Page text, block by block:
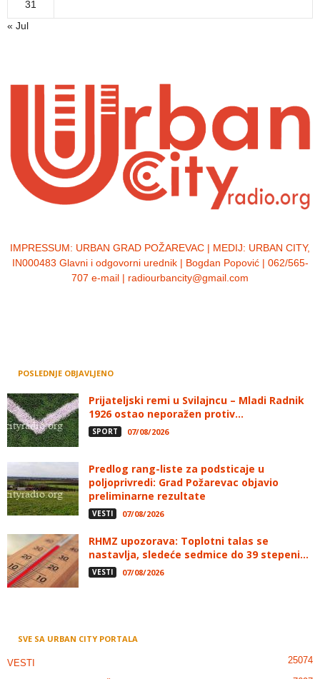
31
« Jul
IMPRESSUM: URBAN GRAD POŽAREVAC | MEDIJ: URBAN CITY,
IN000483 Glavni i odgovorni urednik | Bogdan Popović | 062/565-
707 e-mail | radiourbancity@gmail.com
POSLEDNJE OBJAVLJENO
Prijateljski remi u Svilajncu – Mladi Radnik
1926 ostao neporažen protiv...
SPORT 07/08/2026
Predlog rang-liste za podsticaje u
poljoprivredi: Grad Požarevac objavio
preliminarne rezultate
VESTI 07/08/2026
RHMZ upozorava: Toplotni talas se
nastavlja, sledeće sedmice do 39 stepeni...
VESTI 07/08/2026
SVE SA URBAN CITY PORTALA
VESTI
25074